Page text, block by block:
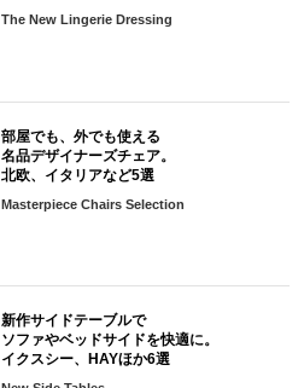
The New Lingerie Dressing
部屋でも、外でも使える
名品デザイナーズチェア。
北欧、イタリアなど5選
Masterpiece Chairs Selection
新作サイドテーブルで
ソファやベッドサイドを快適に。
イクスシー、HAYほか6選